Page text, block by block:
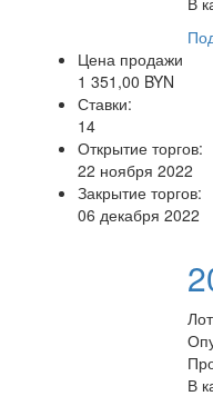
Цена продажи
1 351,00 BYN
Ставки:
14
Открытие торгов:
22 ноября 2022
Закрытие торгов:
06 декабря 2022
В